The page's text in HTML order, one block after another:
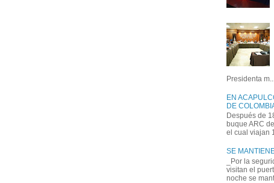
Presidenta
EN
DE
Después de
buque ARC
el cual viajan
SE
_Por la
visitan el
noche se